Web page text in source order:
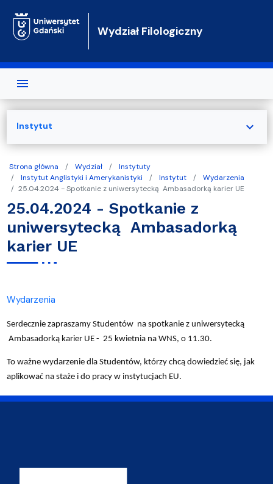
Wydział Filologiczny
Strona główna Wydział
Instytuty
Instytut Anglistyki i Amerykanistyki
Instytut
Wydarzenia
25.04.2024 - Spotkanie z uniwersytecką Ambasadorką karier UE
25.04.2024 - Spotkanie z
uniwersytecką Ambasadorką
karier UE
Wydarzenia
Serdecznie zapraszamy Studentów na spotkanie z uniwersytecką
Ambasadorką karier UE - 25 kwietnia na WNS, o 11.30.
To ważne wydarzenie dla Studentów, którzy chcą dowiedzieć się, jak
aplikować na staże i do pracy w instytucjach EU.
Instytut expand_more
Adres Wydziału